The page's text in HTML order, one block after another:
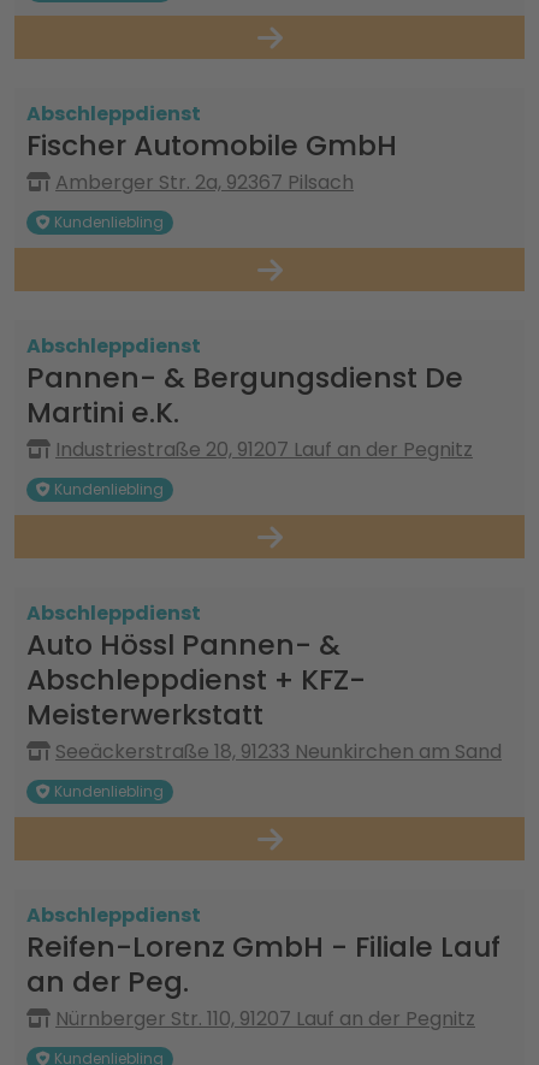
Abschleppdienst
Fischer Automobile GmbH
Amberger Str. 2a, 92367 Pilsach
Kundenliebling
Abschleppdienst
Pannen- & Bergungsdienst De
Martini e.K.
Industriestraße 20, 91207 Lauf an der Pegnitz
Kundenliebling
Abschleppdienst
Auto Hössl Pannen- &
Abschleppdienst + KFZ-
Meisterwerkstatt
Seeäckerstraße 18, 91233 Neunkirchen am Sand
Kundenliebling
Abschleppdienst
Reifen-Lorenz GmbH - Filiale Lauf
an der Peg.
Nürnberger Str. 110, 91207 Lauf an der Pegnitz
Kundenliebling